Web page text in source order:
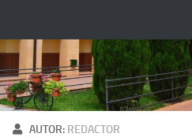
AUTOR: REDACTOR